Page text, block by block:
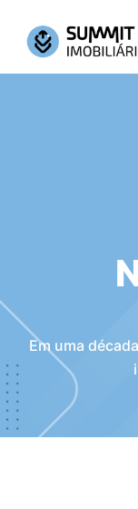
Em uma